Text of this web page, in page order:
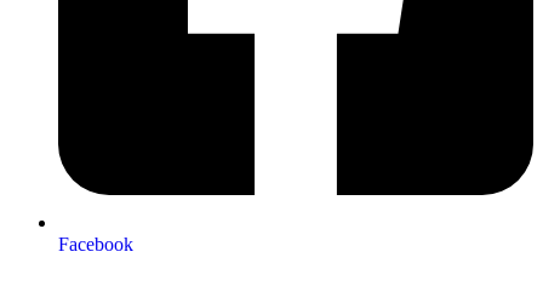
Facebook